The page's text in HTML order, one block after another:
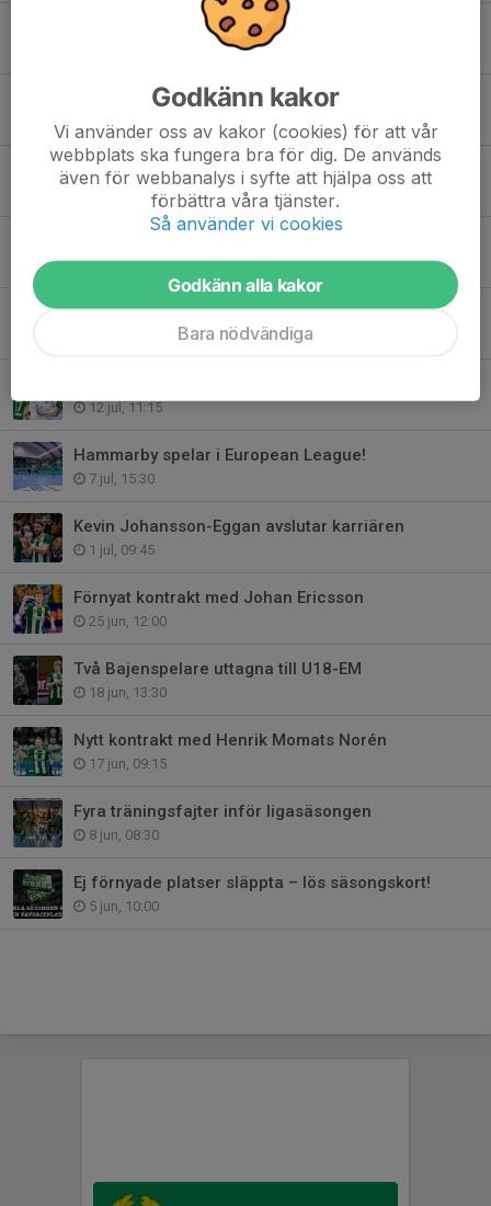
Youtube: Bästa glimtarna från förra säsongen
3 aug, 18:15
Passa på – fixa säsongskort inför hösten!
2 aug, 12:00
31 jul, 11:00
Motstånd klart i European League!
12 jul, 11:15
Hammarby spelar i European League!
7 jul, 15:30
Kevin Johansson-Eggan avslutar karriären
1 jul, 09:45
Förnyat kontrakt med Johan Ericsson
25 jun, 12:00
Två Bajenspelare uttagna till U18-EM
18 jun, 13:30
Nytt kontrakt med Henrik Momats Norén
17 jun, 09:15
Fyra träningsfajter inför ligasäsongen
8 jun, 08:30
Ej förnyade platser släppta – lös säsongskort!
5 jun, 10:00
Godkänn kakor
Vi använder oss av kakor (cookies) för att vår
webbplats ska fungera bra för dig. De används
även för webbanalys i syfte att hjälpa oss att
förbättra våra tjänster.
Så använder vi cookies
Godkänn alla kakor
Bara nödvändiga